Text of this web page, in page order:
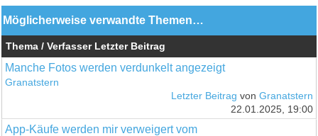
Möglicherweise verwandte Themen…
Thema / Verfasser Letzter Beitrag
Manche Fotos werden verdunkelt angezeigt
Granatstern
Letzter Beitrag von Granatstern
22.01.2025, 19:00
App-Käufe werden mir verweigert vom